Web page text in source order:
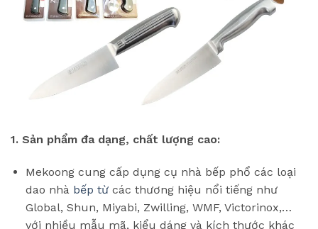
1. Sản phẩm đa dạng, chất lượng cao:
Mekoong cung cấp dụng cụ nhà bếp phổ các loại
dao nhà bếp từcác thương hiệu nổi tiếng như
Global, Shun, Miyabi, Zwilling, WMF, Victorinox,…
với nhiều mẫu mã, kiểu dáng và kích thước khác